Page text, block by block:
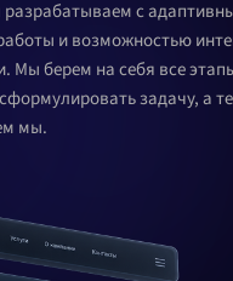
с
и возможностью
Мы берем на себя все
задачу, а
мы.